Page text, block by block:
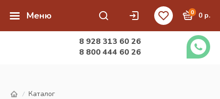
Меню 0 0 р.
8 928 313 60 26
8 800 444 60 26
/ Каталог